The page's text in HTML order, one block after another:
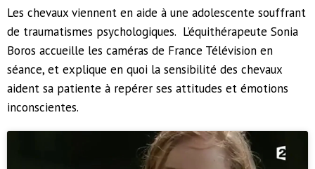
Les chevaux viennent en aide à une adolescente souffrant
de traumatismes psychologiques. L’équithérapeute Sonia
Boros accueille les caméras de France Télévision en
séance, et explique en quoi la sensibilité des chevaux
aident sa patiente à repérer ses attitudes et émotions
inconscientes.